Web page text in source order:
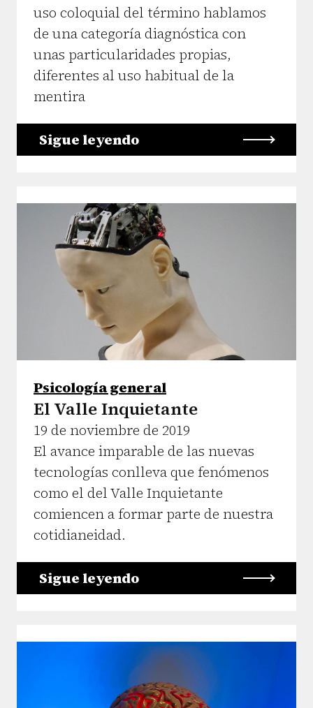
uso coloquial del término hablamos
de una categoría diagnóstica con
unas particularidades propias,
diferentes al uso habitual de la
mentira
Sigue leyendo
Psicología general
El Valle Inquietante
19 de noviembre de 2019
El avance imparable de las nuevas
tecnologías conlleva que fenómenos
como el del Valle Inquietante
comiencen a formar parte de nuestra
cotidianeidad.
Sigue leyendo